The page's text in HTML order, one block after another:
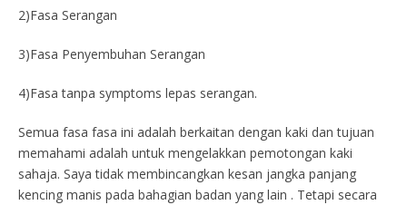
2)Fasa Serangan
3)Fasa Penyembuhan Serangan
4)Fasa tanpa symptoms lepas serangan.
Semua fasa fasa ini adalah berkaitan dengan kaki dan tujuan
memahami adalah untuk mengelakkan pemotongan kaki
sahaja. Saya tidak membincangkan kesan jangka panjang
kencing manis pada bahagian badan yang lain . Tetapi secara